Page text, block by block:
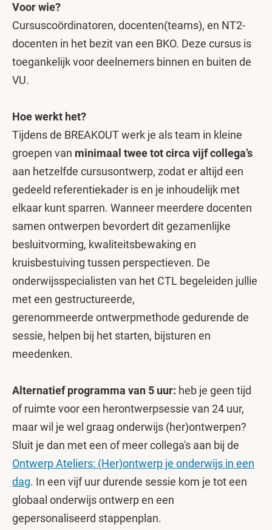
Voor wie?
Cursuscoördinatoren, docenten(teams), en NT2-
docenten in het bezit van een BKO. Deze cursus is
toegankelijk voor deelnemers binnen en buiten de
VU.
Hoe werkt het?
Tijdens de BREAKOUT werk je als team in kleine
groepen van minimaal twee tot circa vijf collega’s
aan hetzelfde cursusontwerp, zodat er altijd een
gedeeld referentiekader is en je inhoudelijk met
elkaar kunt sparren. Wanneer meerdere docenten
samen ontwerpen bevordert dit gezamenlijke
besluitvorming, kwaliteitsbewaking en
kruisbestuiving tussen perspectieven. De
onderwijsspecialisten van het CTL begeleiden jullie
met een gestructureerde,
gerenommeerde ontwerpmethode gedurende de
sessie, helpen bij het starten, bijsturen en
meedenken.
Alternatief programma van 5 uur: heb je geen tijd
of ruimte voor een herontwerpsessie van 24 uur,
maar wil je wel graag onderwijs (her)ontwerpen?
Sluit je dan met een of meer collega's aan bij de
Ontwerp Ateliers: (Her)ontwerp je onderwijs in een
dag. In een vijf uur durende sessie kom je tot een
globaal onderwijs ontwerp en een
gepersonaliseerd stappenplan.